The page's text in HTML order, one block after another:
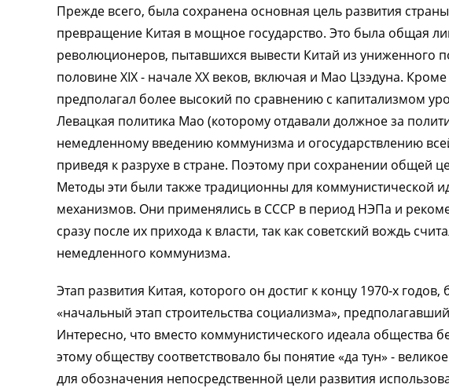
Прежде всего, была сохранена основная цель развития
превращение Китая в мощное государство. Это была общая
революционеров, пытавшихся вывести Китай из униженного
половине XIX - начале XX веков, включая и Мао Цзэдуна.
предполагал более высокий по сравнению с капитализмом
Левацкая политика Мао (которому отдавали должное за
немедленному введению коммунизма и огосударствлению
приведя к разрухе в стране. Поэтому при сохранении общей
Методы эти были также традиционны для коммунистической
механизмов. Они применялись в СССР в период НЭПа и
сразу после их прихода к власти, так как советский вождь
немедленного коммунизма.
Этап развития Китая, которого он достиг к концу 1970-х
«начальный этап строительства социализма»,
Интересно, что вместо коммунистического идеала общества
этому обществу соответствовало бы понятие «да тун» -
для обозначения непосредственной цели развития